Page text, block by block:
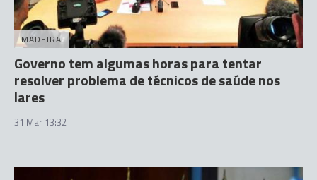
MADEIRA
Governo tem algumas horas para tentar
resolver problema de técnicos de saúde nos
lares
31 Mar 13:32